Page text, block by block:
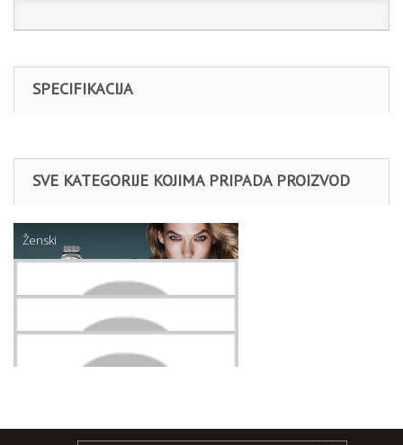
SPECIFIKACIJA
SVE KATEGORIJE KOJIMA PRIPADA PROIZVOD
Ženski